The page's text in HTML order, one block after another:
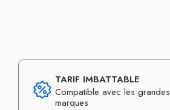
TARIF IMBATTABLE
Compatible avec les grandes
marques